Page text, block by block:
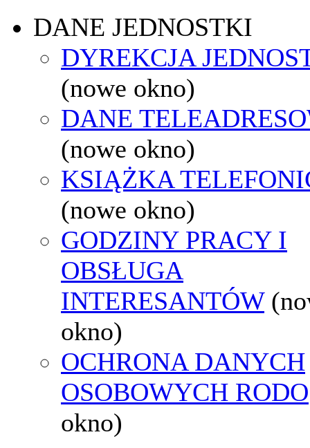
DANE JEDNOSTKI
DYREKCJA
(nowe okno)
DANE
(nowe okno)
KSIĄŻKA
(nowe okno)
GODZINY PRACY I
OBSŁUGA
INTERESANTÓW
okno)
OCHRONA DANYCH
OSOBOWYCH RODO
okno)